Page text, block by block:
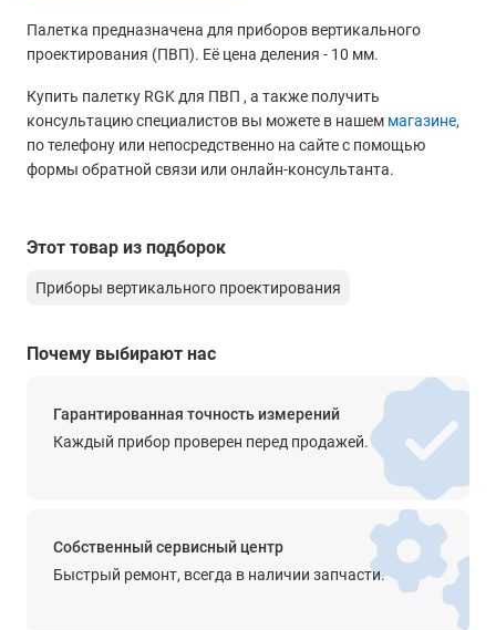
Палетка предназначена для приборов вертикального
проектирования (ПВП). Её цена деления - 10 мм.
Купить палетку RGK для ПВП , а также получить
консультацию специалистов вы можете в нашем магазине,
по телефону или непосредственно на сайте с помощью
формы обратной связи или онлайн-консультанта.
Этот товар из подборок
Приборы вертикального проектирования
Почему выбирают нас
Гарантированная точность измерений
Каждый прибор проверен перед продажей.
Собственный сервисный центр
Быстрый ремонт, всегда в наличии запчасти.